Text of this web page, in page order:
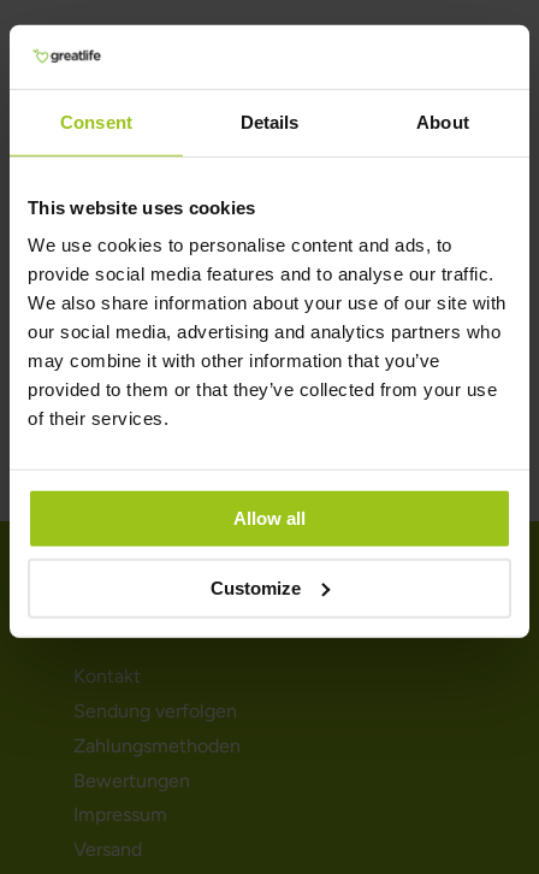
Consent Details About
This website uses cookies
We use cookies to personalise content and ads, to
provide social media features and to analyse our traffic.
We also share information about your use of our site with
our social media, advertising and analytics partners who
may combine it with other information that you’ve
provided to them or that they’ve collected from your use
of their services.
Allow all
Customize
36,99 €
42,99 €
In den Warenkorb
KUNDENSERVICE
Kontakt
Sendung verfolgen
Zahlungsmethoden
Bewertungen
Impressum
Versand